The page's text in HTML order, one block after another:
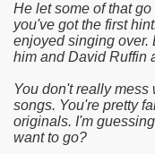
He let some of that
you've got the first
enjoyed singing over.
him and David Ruffin
You don't really mess
songs. You're pretty
originals. I'm
want to go?